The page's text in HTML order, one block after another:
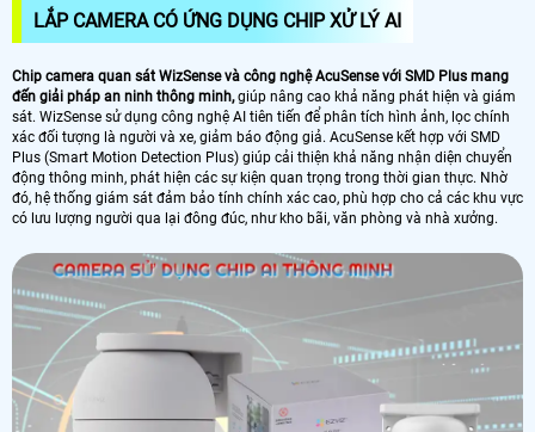
LẮP CAMERA CÓ ỨNG DỤNG CHIP XỬ LÝ AI
Chip camera quan sát WizSense và công nghệ AcuSense với SMD Plus mang
đến giải pháp an ninh thông minh,giúp nâng cao khả năng phát hiện và giám
sát. WizSense sử dụng công nghệ AI tiên tiến để phân tích hình ảnh, lọc chính
xác đối tượng là người và xe, giảm báo động giả. AcuSense kết hợp với SMD
Plus (Smart Motion Detection Plus) giúp cải thiện khả năng nhận diện chuyển
động thông minh, phát hiện các sự kiện quan trọng trong thời gian thực. Nhờ
đó, hệ thống giám sát đảm bảo tính chính xác cao, phù hợp cho cả các khu vực
có lưu lượng người qua lại đông đúc, như kho bãi, văn phòng và nhà xưởng.